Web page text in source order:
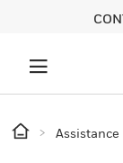
Assistance